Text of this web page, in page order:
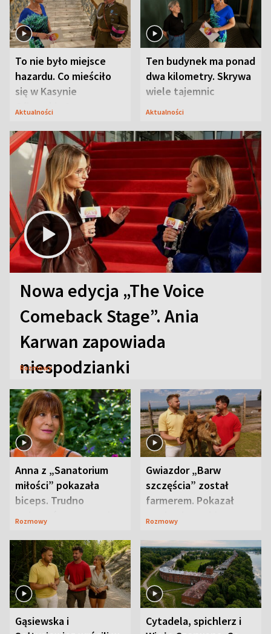
To nie było miejsce
hazardu. Co mieściło
się w Kasynie
Oficerskim?
Aktualności
Ten budynek ma ponad
dwa kilometry. Skrywa
wiele tajemnic
Aktualności
Nowa edycja „The Voice
Comeback Stage”. Ania
Karwan zapowiada
niespodzianki
Rozmowy
Anna z „Sanatorium
miłości” pokazała
biceps. Trudno
uwierzyć, co przeszła
Rozmowy
Gwiazdor „Barw
szczęścia” został
farmerem. Pokazał
swoje niezwykłe
Rozmowy
Gąsiewska i
Cytadela, spichlerz i